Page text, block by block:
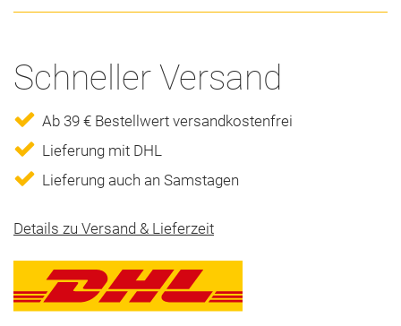
Schneller Versand
Ab 39 € Bestellwert versandkostenfrei
Lieferung mit DHL
Lieferung auch an Samstagen
Details zu Versand & Lieferzeit